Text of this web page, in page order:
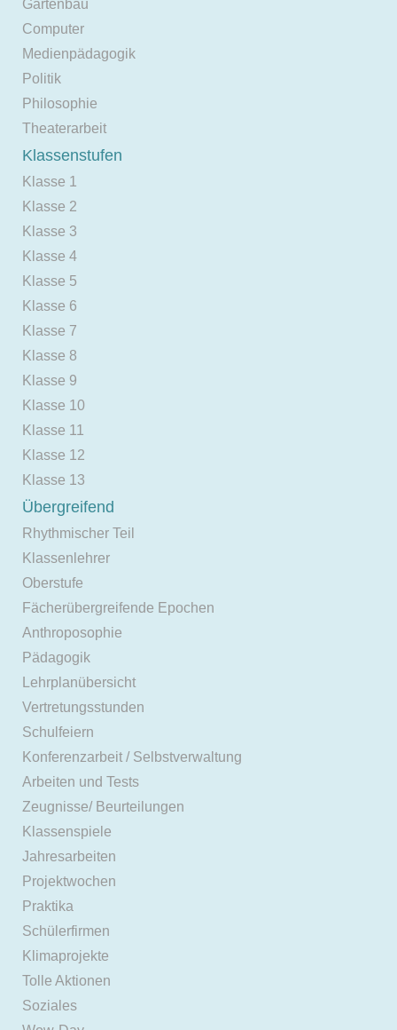
Gartenbau
Computer
Medienpädagogik
Politik
Philosophie
Theaterarbeit
Klassenstufen
Klasse 1
Klasse 2
Klasse 3
Klasse 4
Klasse 5
Klasse 6
Klasse 7
Klasse 8
Klasse 9
Klasse 10
Klasse 11
Klasse 12
Klasse 13
Übergreifend
Rhythmischer Teil
Klassenlehrer
Oberstufe
Fächerübergreifende Epochen
Anthroposophie
Pädagogik
Lehrplanübersicht
Vertretungsstunden
Schulfeiern
Konferenzarbeit / Selbstverwaltung
Arbeiten und Tests
Zeugnisse/ Beurteilungen
Klassenspiele
Jahresarbeiten
Projektwochen
Praktika
Schülerfirmen
Klimaprojekte
Tolle Aktionen
Soziales